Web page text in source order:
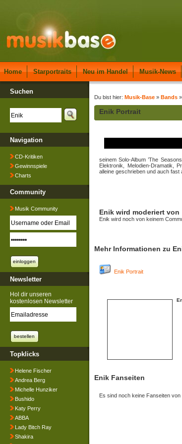
Home Starportraits Neu im Handel Musik-News
Suchen
Navigation
CD-Kritiken
Gewinnspiele
Charts
Community
Musik Community
Newsletter
Hol dir unseren
kostenlosen Newsletter
Topklicks
Helene Fischer
Andrea Berg
Michelle Hunziker
Bushido
Katy Perry
ABBA
Lady Bitch Ray
Shakira
Du bist hier: Musik-Base » Bands »
Enik Portrait
seinem Solo-Album ’The
Elektronik, Melodien-Dramatik,
alleine geschrieben und auch fast
Enik wird moderiert von
Enik wird noch von keinem
Mehr Informationen zu
Enik Portrait
Enik Fanseiten
Es sind noch keine Fanseiten von